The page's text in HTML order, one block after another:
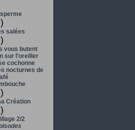
salées
vous butent
sur l'oreiller
cochonne
nocturnes de
Création
2/2